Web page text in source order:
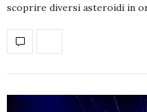
scoprire diversi asteroidi in